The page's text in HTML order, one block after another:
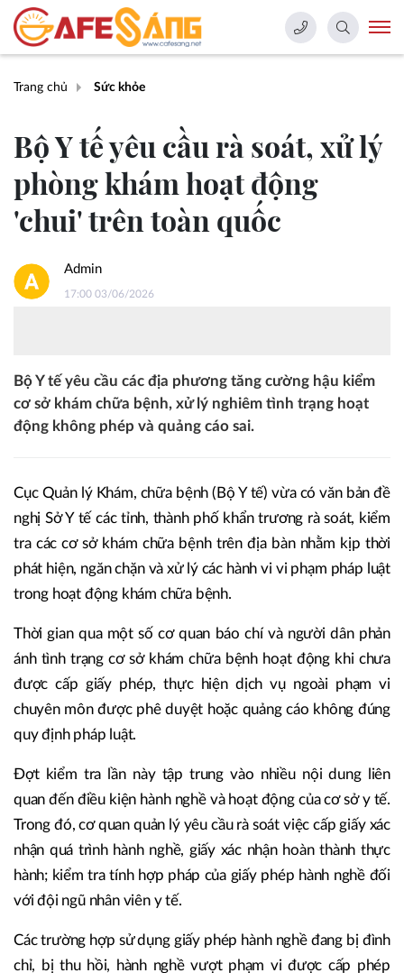
Trang chủ Sức khỏe
Bộ Y tế yêu cầu rà soát, xử lý
phòng khám hoạt động
'chui' trên toàn quốc
Admin
17:00 03/06/2026
Bộ Y tế yêu cầu các địa phương tăng cường hậu kiểm
cơ sở khám chữa bệnh, xử lý nghiêm tình trạng hoạt
động không phép và quảng cáo sai.
Cục Quản lý Khám, chữa bệnh (Bộ Y tế) vừa có văn bản đề
nghị Sở Y tế các tỉnh, thành phố khẩn trương rà soát, kiểm
tra các cơ sở khám chữa bệnh trên địa bàn nhằm kịp thời
phát hiện, ngăn chặn và xử lý các hành vi vi phạm pháp luật
trong hoạt động khám chữa bệnh.
Thời gian qua một số cơ quan báo chí và người dân phản
ánh tình trạng cơ sở khám chữa bệnh hoạt động khi chưa
được cấp giấy phép, thực hiện dịch vụ ngoài phạm vi
chuyên môn được phê duyệt hoặc quảng cáo không đúng
quy định pháp luật.
Đợt kiểm tra lần này tập trung vào nhiều nội dung liên
quan đến điều kiện hành nghề và hoạt động của cơ sở y tế.
Trong đó, cơ quan quản lý yêu cầu rà soát việc cấp giấy xác
nhận quá trình hành nghề, giấy xác nhận hoàn thành thực
hành; kiểm tra tính hợp pháp của giấy phép hành nghề đối
với đội ngũ nhân viên y tế.
Các trường hợp sử dụng giấy phép hành nghề đang bị đình
chỉ, bị thu hồi, hành nghề vượt phạm vi được cấp phép